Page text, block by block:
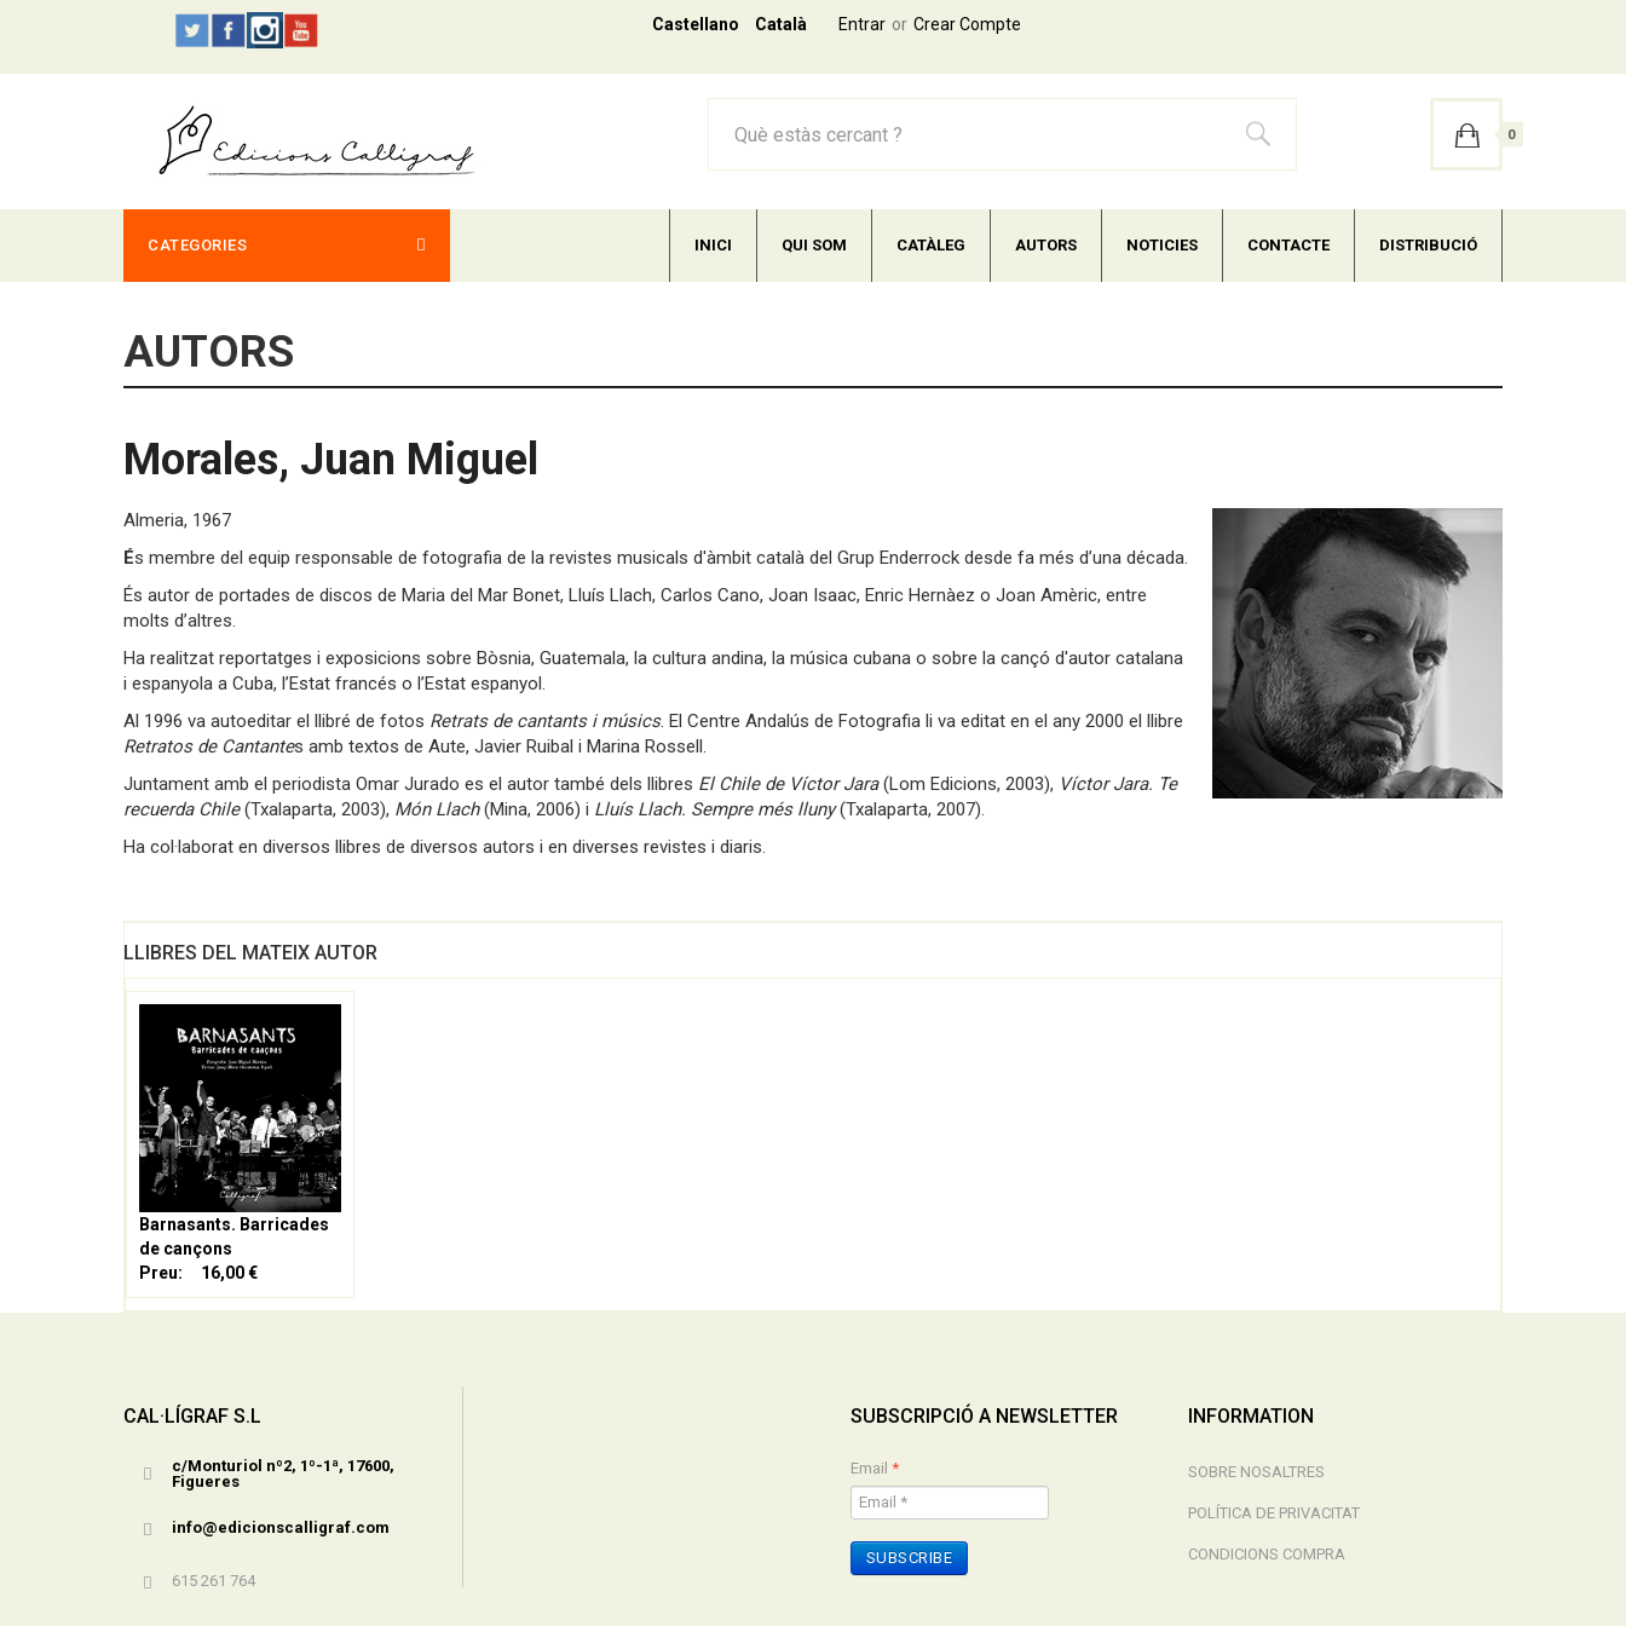
Entrar Crear Compte
Castellano Català
0
CATEGORIES INICI QUI SOM CATÀLEG AUTORS NOTICIES CONTACTE DISTRIBUCIÓ
AUTORS
Morales, Juan Miguel
Almeria, 1967
És membre del equip responsable de fotografia de la revistes musicals d'àmbit català del Grup Enderrock desde fa més d’una década.
És autor de portades de discos de Maria del Mar Bonet, Lluís Llach, Carlos Cano, Joan Isaac, Enric Hernàez o Joan Amèric, entre
molts d’altres.
Ha realitzat reportatges i exposicions sobre Bòsnia, Guatemala, la cultura andina, la música cubana o sobre la cançó d'autor catalana
i espanyola a Cuba, l’Estat francés o l’Estat espanyol.
Al 1996 va autoeditar el llibré de fotos Retrats de cantants i músics. El Centre Andalús de Fotografia li va editat en el any 2000 el llibre
Retratos de Cantantes amb textos de Aute, Javier Ruibal i Marina Rossell.
Juntament amb el periodista Omar Jurado es el autor també dels llibres El Chile de Víctor Jara(Lom Edicions, 2003), Víctor Jara. Te
recuerda Chile(Txalaparta, 2003), Món Llach(Mina, 2006) i Lluís Llach. Sempre més lluny(Txalaparta, 2007).
Ha col·laborat en diversos llibres de diversos autors i en diverses revistes i diaris.
LLIBRES DEL MATEIX AUTOR
Barnasants. Barricades
de cançons
Preu:
16,00 €
CAL·LÍGRAF S.L
c/Monturiol nº2, 1º-1ª, 17600,
Figueres
info@edicionscalligraf.com
615 261 764
SUBSCRIPCIÓ A NEWSLETTER
Email *
SUBSCRIBE
INFORMATION
SOBRE NOSALTRES
POLÍTICA DE PRIVACITAT
CONDICIONS COMPRA